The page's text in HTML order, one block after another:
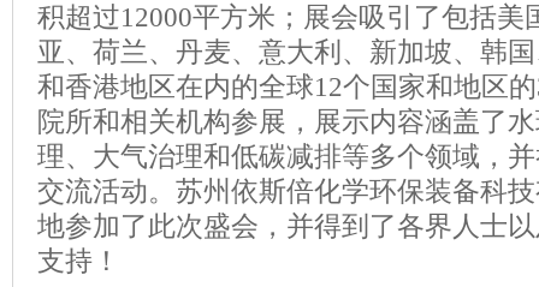
积超过12000平方米；展会吸引了包括美
亚、荷兰、丹麦、意大利、新加坡、韩
和香港地区在内的全球12个国家和地区
院所和相关机构参展，展示内容涵盖了
理、大气治理和低碳减排等多个领域，
交流活动。苏州依斯倍化学环保装备科
地参加了此次盛会，并得到了各界人士
支持！